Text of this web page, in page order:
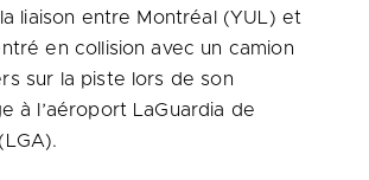
liaison entre Montréal (YUL) et
en collision avec un camion
sur la piste lors de son
à l’aéroport LaGuardia de
(LGA).